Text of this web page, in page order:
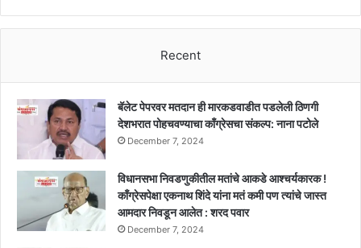
मृत्यू
Recent
बॅलेट पेपरवर मतदान ही मारकडवाडीत पडलेली ठिणगी
देशभरात पोहचवण्याचा काँग्रेसचा संकल्प: नाना पटोले
December 7, 2024
विधानसभा निवडणुकीतील मतांचे आकडे आश्चर्यकारक !
काँग्रेसपेक्षा एकनाथ शिंदे यांना मतं कमी पण त्यांचे जास्त
आमदार निवडून आलेत : शरद पवार
December 7, 2024